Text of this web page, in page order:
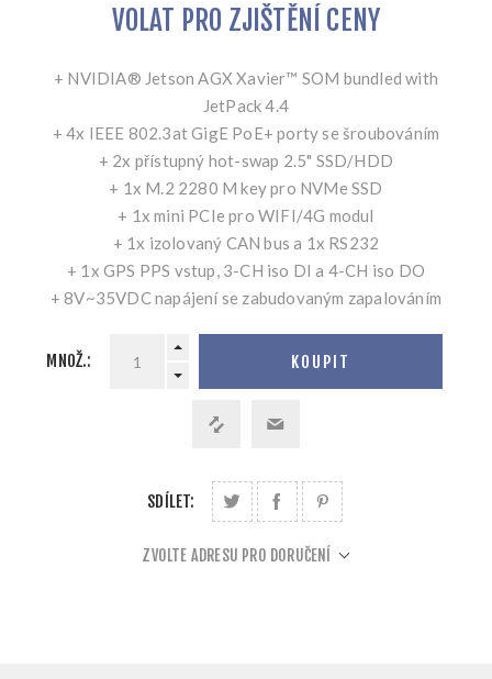
VOLAT PRO ZJIŠTĚNÍ CENY
+ NVIDIA® Jetson AGX Xavier™ SOM bundled with
JetPack 4.4
+ 4x IEEE 802.3at GigE PoE+ porty se šroubováním
+ 2x přístupný hot-swap 2.5" SSD/HDD
+ 1x M.2 2280 M key pro NVMe SSD
+ 1x mini PCIe pro WIFI/4G modul
+ 1x izolovaný CAN bus a 1x RS232
+ 1x GPS PPS vstup, 3-CH iso DI a 4-CH iso DO
+ 8V~35VDC napájení se zabudovaným zapalováním
MNOŽ.: KOUPIT
SDÍLET:
ZVOLTE ADRESU PRO DORUČENÍ